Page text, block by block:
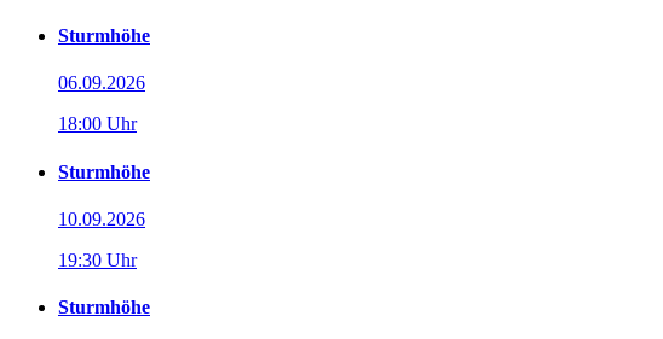
Sturmhöhe
06.09.2026
18:00 Uhr
Sturmhöhe
10.09.2026
19:30 Uhr
Sturmhöhe